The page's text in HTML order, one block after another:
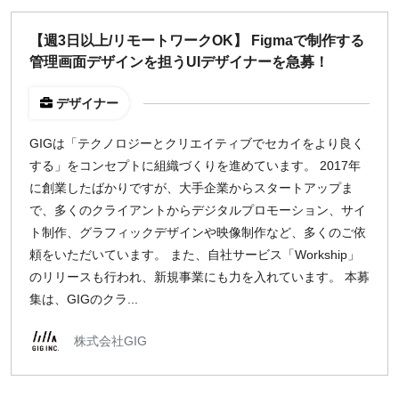
出社希望
新規事業
スタートアップ
土日週末OK
稼働時間
週5日
【週3日以上/リモートワークOK】 Figmaで制作する
管理画面デザインを担うUIデザイナーを急募！
デザイナー
GIGは「テクノロジーとクリエイティブでセカイをより良く
する」をコンセプトに組織づくりを進めています。 2017年
に創業したばかりですが、大手企業からスタートアップま
で、多くのクライアントからデジタルプロモーション、サイ
ト制作、グラフィックデザインや映像制作など、多くのご依
頼をいただいています。 また、自社サービス「Workship」
のリリースも行われ、新規事業にも力を入れています。 本募
集は、GIGのクラ...
株式会社GIG